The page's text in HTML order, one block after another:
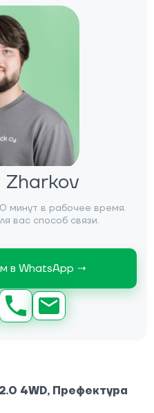
минут в рабочее время.
вас способ связи.
в WhatsApp →
4WD, Префектура